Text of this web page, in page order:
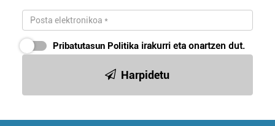
Pribatutasun Politika irakurri eta onartzen dut.
Harpidetu